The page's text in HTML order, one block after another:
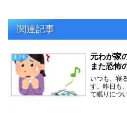
関連記事
未分類
元わが家
また恐怖
いつも、寝
す。昨日も
て眠りにつ